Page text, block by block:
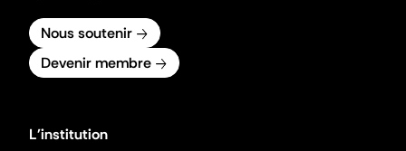
Nous soutenir
Devenir membre
L'institution